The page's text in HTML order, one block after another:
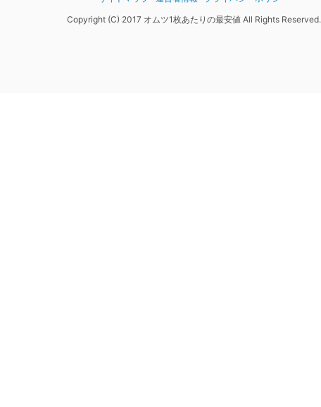
Copyright (C) 2017 オムツ1枚あたりの最安値 All Rights Reserved.